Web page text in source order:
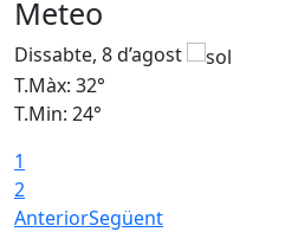
Meteo
Dissabte, 8 d’agost
T.Màx: 32°
T.Min: 24°
1
2
AnteriorSegüent